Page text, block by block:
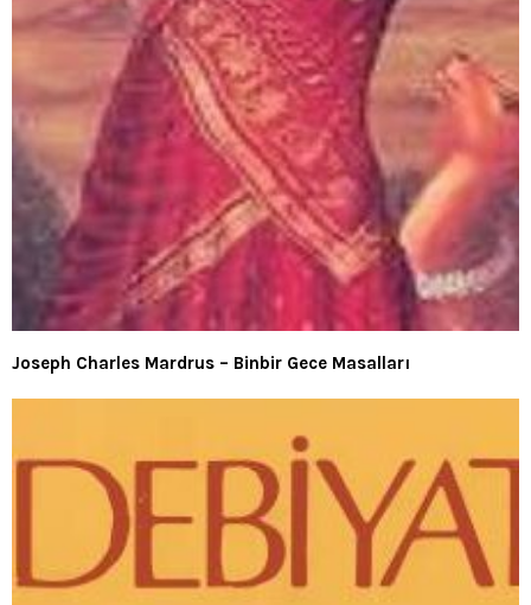
Joseph Charles Mardrus – Binbir Gece Masalları